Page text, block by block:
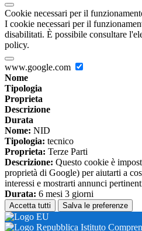
Cookie necessari per il
I cookie necessari per il
disabilitati. È possibile consultare
policy.
www.google.com
Nome
Tipologia
Proprieta
Descrizione
Durata
Nome: NID
Tipologia: tecnico
Proprieta: Terze Parti
Descrizione: Questo cookie è
proprietà di Google) per aiutarti a
interessi e mostrarti annunci
Durata: 6 mesi 3 giorni
Accetta tutti Salva le preferenze
Istituto